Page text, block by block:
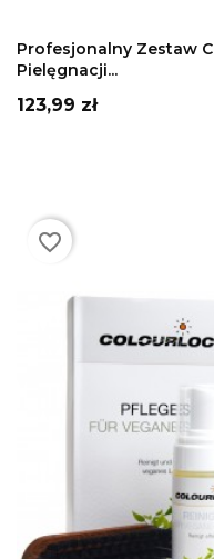
Profesjonalny Zestaw
Pielęgnacji...
Cena
123,99 zł
favorite_border